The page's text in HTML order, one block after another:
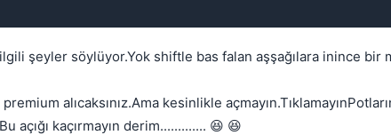
şeyler söylüyor.Yok shiftle bas falan aşşağılara inince bir
alıcaksınız.Ama kesinlikle
açığı kaçırmayın derim............. 😆 😆